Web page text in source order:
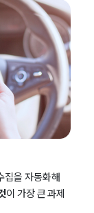
집을 자동화해
이 가장 큰 과제